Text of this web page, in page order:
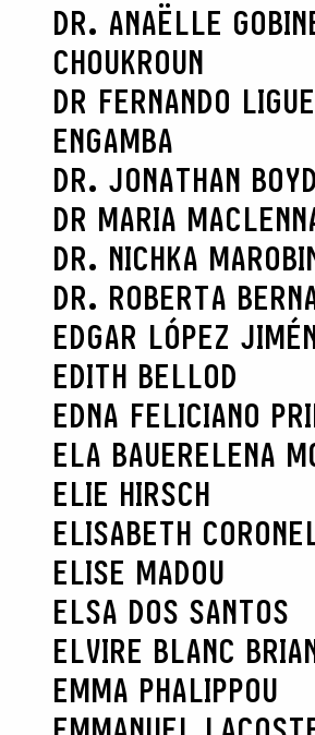
DR. ANAËLLE
CHOUKROUN
DR FERNANDO LIGUE
ENGAMBA
DR. JONATHAN BOYD
DR MARIA
DR. NICHKA
DR. ROBERTA
EDGAR LÓPEZ
EDITH BELLOD
EDNA FELICIANO
ELA BAUERELENA
ELIE HIRSCH
ELISABETH
ELISE MADOU
ELSA DOS SANTOS
ELVIRE BLANC
EMMA PHALIPPOU